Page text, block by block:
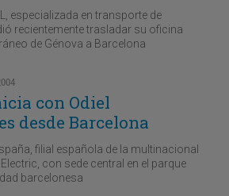
especializada en transporte de
recientemente trasladar su oficina
de Génova a Barcelona
con Odiel
desde Barcelona
filial española de la multinacional
con sede central en el parque
barcelonesa